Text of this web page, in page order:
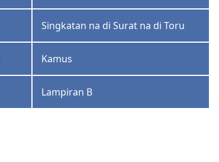
Singkatan na di Surat na di Toru
Kamus
Lampiran B